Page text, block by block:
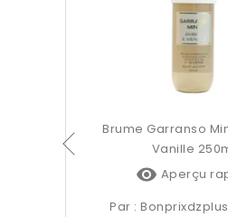
Brume Garranso
Vanille
 Aperçu
Par : Bonprixdzplus